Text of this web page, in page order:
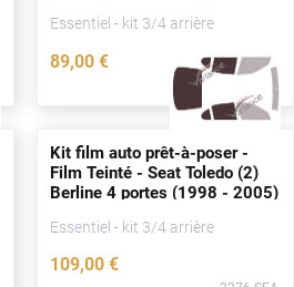
Essentiel - kit 3/4 arrière
89,00 €
2273-SEA
Kit film auto prêt-à-poser -
Film Teinté - Seat Toledo (2)
Berline 4portes (1998 - 2005)
Essentiel - kit 3/4 arrière
109,00 €